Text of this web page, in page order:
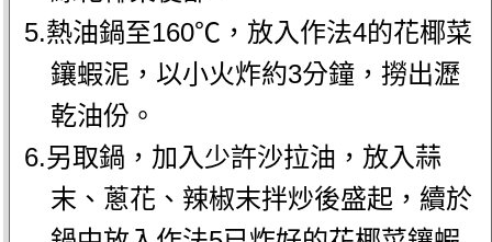
5.熱油鍋至160℃，放入作法4的花椰菜
鑲蝦泥，以小火炸約3分鐘，撈出瀝
乾油份。
6.另取鍋，加入少許沙拉油，放入蒜
末、蔥花、辣椒末拌炒後盛起，續於